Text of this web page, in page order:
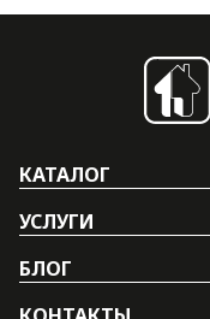
КАТАЛОГ
УСЛУГИ
БЛОГ